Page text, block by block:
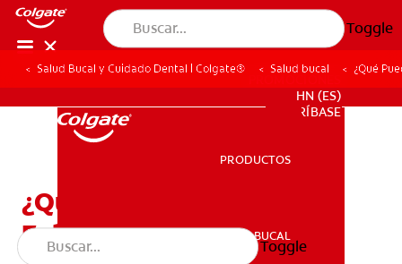
Toggle
SALUD BUCAL
HN (ES)
SUSCRÍBASE
PRODUCTOS
SALUD BUCAL
Toggle
Salud Bucal y Cuidado Dental | Colgate® Salud bucal ¿Qué
¿Qué Puede Hacer Si Le
Faltan Dientes?